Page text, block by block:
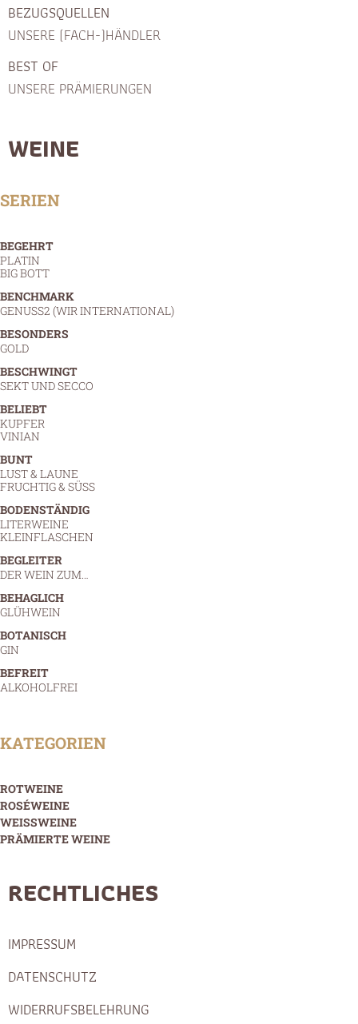
BEZUGSQUELLEN
UNSERE (FACH-)HÄNDLER
BEST OF
UNSERE PRÄMIERUNGEN
WEINE
SERIEN
BEGEHRT
PLATIN
BIG BOTT
BENCHMARK
GENUSS2 (WIR INTERNATIONAL)
BESONDERS
GOLD
BESCHWINGT
SEKT UND SECCO
BELIEBT
KUPFER
VINIAN
BUNT
LUST & LAUNE
FRUCHTIG & SÜSS
BODENSTÄNDIG
LITERWEINE
KLEINFLASCHEN
BEGLEITER
DER WEIN ZUM…
BEHAGLICH
GLÜHWEIN
BOTANISCH
GIN
BEFREIT
ALKOHOLFREI
KATEGORIEN
ROTWEINE
ROSÉWEINE
WEISSWEINE
PRÄMIERTE WEINE
RECHTLICHES
IMPRESSUM
DATENSCHUTZ
WIDERRUFSBELEHRUNG